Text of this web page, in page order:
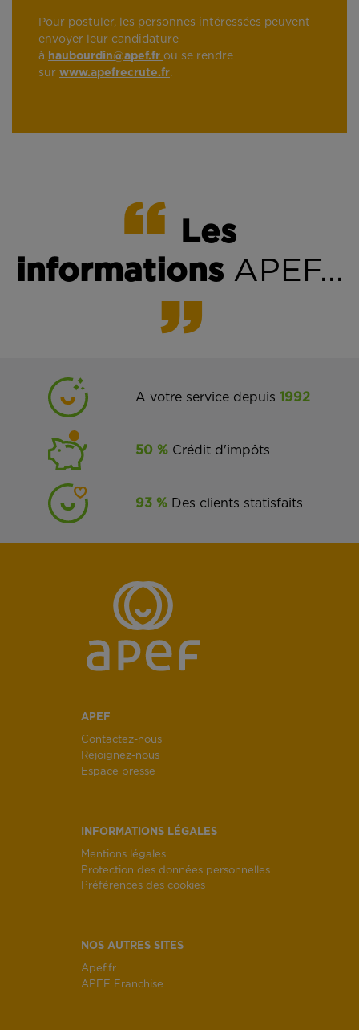
Pour postuler, les personnes intéressées peuvent
envoyer leur candidature
à haubourdin@apef.fr ou se rendre
sur www.apefrecrute.fr.
Les
informationsAPEF...
A votre service depuis1992
50 % Crédit d'impôts
93 % Des clients statisfaits
APEF
Contactez-nous
Rejoignez-nous
Espace presse
INFORMATIONS LÉGALES
Mentions légales
Protection des données personnelles
Préférences des cookies
NOS AUTRES SITES
Apef.fr
APEF Franchise